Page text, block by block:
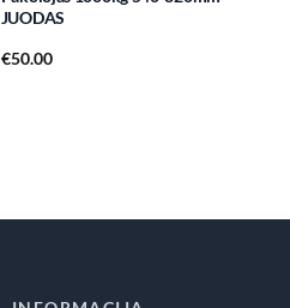
JUODAS
€50.00